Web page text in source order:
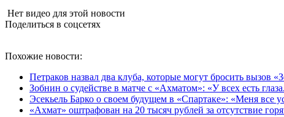
Нет видео для этой новости
Поделиться в соцсетях
Похожие новости:
Петраков назвал два клуба, которые могут бросить вызов
Зобнин о судействе в матче с «Ахматом»: «У всех есть
Эсекьель Барко о своем будущем в «Спартаке»: «Меня все
«Ахмат» оштрафован на 20 тысяч рублей за отсутствие